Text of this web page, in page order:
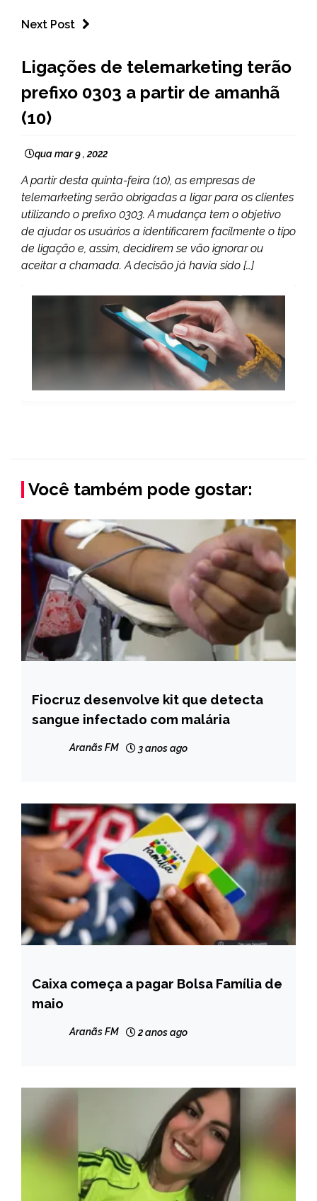
Next Post
NOTÍCIAS
Ligações de telemarketing terão
prefixo 0303 a partir de amanhã
(10)
qua mar 9 , 2022
A partir desta quinta-feira (10), as empresas de
telemarketing serão obrigadas a ligar para os clientes
utilizando o prefixo 0303. A mudança tem o objetivo
de ajudar os usuários a identificarem facilmente o tipo
de ligação e, assim, decidirem se vão ignorar ou
aceitar a chamada. A decisão já havia sido […]
Você também pode gostar:
BRASIL
NOTÍCIAS
Fiocruz desenvolve kit que detecta
sangue infectado com malária
Aranãs FM 3 anos ago
BRASIL
NOTÍCIAS
Caixa começa a pagar Bolsa Família de
maio
Aranãs FM 2 anos ago